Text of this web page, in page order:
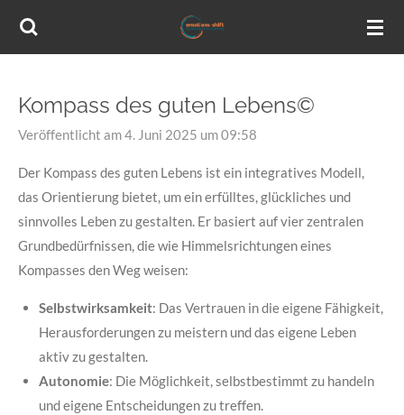
Zum
Kompass des guten Lebens©
Veröffentlicht am 4. Juni 2025 um 09:58
Der Kompass des guten Lebens ist ein integratives Modell,
das Orientierung bietet, um ein erfülltes, glückliches und
sinnvolles Leben zu gestalten. Er basiert auf vier zentralen
Grundbedürfnissen, die wie Himmelsrichtungen eines
Kompasses den Weg weisen:
Selbstwirksamkeit: Das Vertrauen in die eigene Fähigkeit,
Herausforderungen zu meistern und das eigene Leben
aktiv zu gestalten.
Autonomie: Die Möglichkeit, selbstbestimmt zu handeln
und eigene Entscheidungen zu treffen.